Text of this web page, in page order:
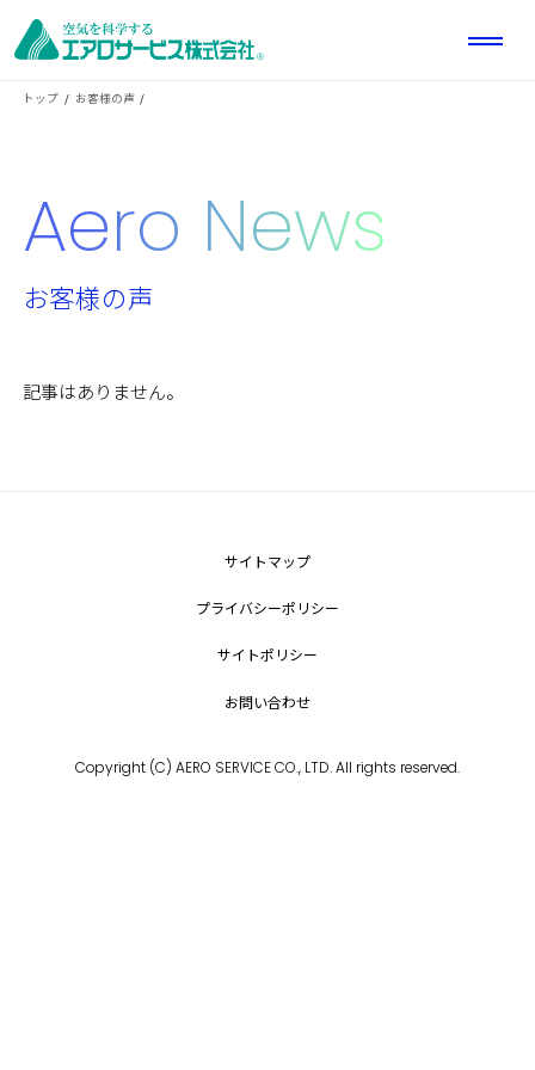
トップ お客様の声
Aero News
お客様の声
記事はありません。
サイトマップ
プライバシーポリシー
サイトポリシー
お問い合わせ
Copyright (C) AERO SERVICE CO., LTD. All rights reserved.